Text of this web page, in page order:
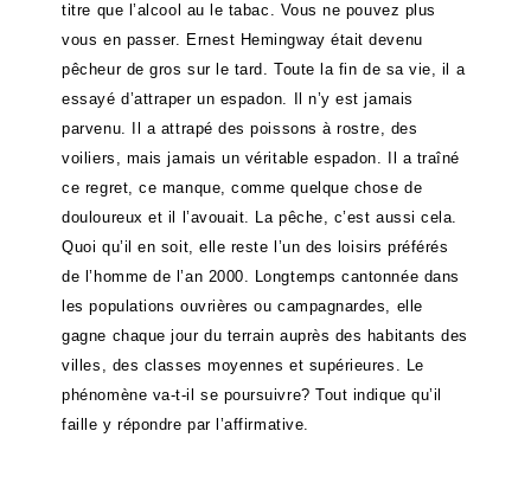
titre que l’alcool au le tabac. Vous ne pouvez plus
vous en passer. Ernest Hemingway était devenu
pêcheur de gros sur le tard. Toute la fin de sa vie, il a
essayé d’attraper un espadon. Il n’y est jamais
parvenu. Il a attrapé des poissons à rostre, des
voiliers, mais jamais un véritable espadon. Il a traîné
ce regret, ce manque, comme quelque chose de
douloureux et il l’avouait. La pêche, c’est aussi cela.
Quoi qu’il en soit, elle reste l’un des loisirs préférés
de l’homme de l’an 2000. Longtemps cantonnée dans
les populations ouvrières ou campagnardes, elle
gagne chaque jour du terrain auprès des habitants des
villes, des classes moyennes et supérieures. Le
phénomène va-t-il se poursuivre? Tout indique qu’il
faille y répondre par l’affirmative.